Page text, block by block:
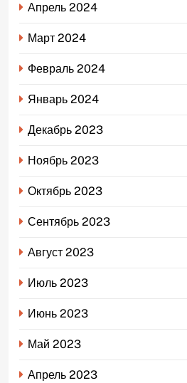
Апрель 2024
Март 2024
Февраль 2024
Январь 2024
Декабрь 2023
Ноябрь 2023
Октябрь 2023
Сентябрь 2023
Август 2023
Июль 2023
Июнь 2023
Май 2023
Апрель 2023